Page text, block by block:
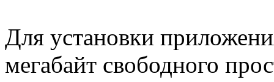
Для установки
мегабайт свободного